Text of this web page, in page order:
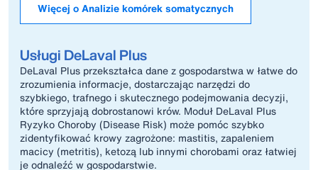
Więcej o Analizie komórek somatycznych
Usługi DeLaval Plus
DeLaval Plus przekształca dane z gospodarstwa w łatwe do
zrozumienia informacje, dostarczając narzędzi do
szybkiego, trafnego i skutecznego podejmowania decyzji,
które sprzyjają dobrostanowi krów. Moduł DeLaval Plus
Ryzyko Choroby (Disease Risk) może pomóc szybko
zidentyfikować krowy zagrożone: mastitis, zapaleniem
macicy (metritis), ketozą lub innymi chorobami oraz łatwiej
je odnaleźć w gospodarstwie.